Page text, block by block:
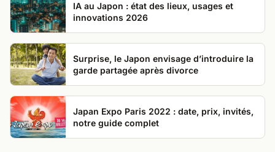
IA au Japon : état des lieux, usages et
innovations 2026
Surprise, le Japon envisage d’introduire la
garde partagée après divorce
Japan Expo Paris 2022 : date, prix, invités,
notre guide complet